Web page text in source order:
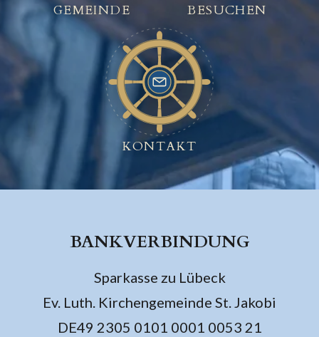
GEMEINDE BESUCHEN
KONTAKT
BANKVERBINDUNG
Sparkasse zu Lübeck
Ev. Luth. Kirchengemeinde St. Jakobi
DE49 2305 0101 0001 0053 21